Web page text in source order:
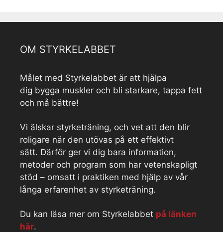
OM STYRKELABBET
Målet med Styrkelabbet är att hjälpa
dig bygga muskler och bli starkare, tappa fett
och må bättre!
Vi älskar styrketräning, och vet att den blir
roligare när den utövas på ett effektivt
sätt. Därför ger vi dig bara information,
metoder och program som har vetenskapligt
stöd – omsatt i praktiken med hjälp av vår
långa erfarenhet av styrketräning.
Du kan läsa mer om Styrkelabbet på länken
här.